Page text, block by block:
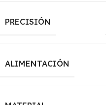
PRECISIÓN
ALIMENTACIÓN